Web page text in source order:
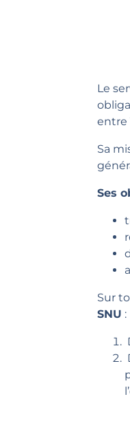
Le
entre
Sa
Ses
Sur
SNU :